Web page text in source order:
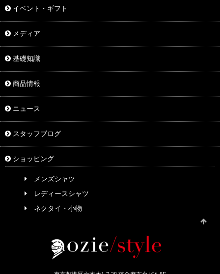
イベント・ギフト
メディア
基礎知識
商品情報
ニュース
スタッフブログ
ショッピング
メンズシャツ
レディースシャツ
ネクタイ・小物